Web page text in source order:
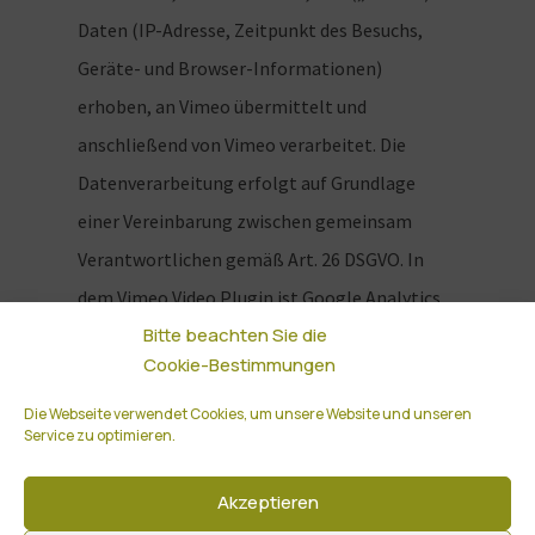
Bitte beachten Sie die
Cookie-Bestimmungen
Die Webseite verwendet Cookies, um unsere Website und unseren
Service zu optimieren.
Akzeptieren
Daten (IP-Adresse, Zeitpunkt des Besuchs,
Geräte- und Browser-Informationen)
erhoben, an Vimeo übermittelt und
anschließend von Vimeo verarbeitet. Die
Datenverarbeitung erfolgt auf Grundlage
einer Vereinbarung zwischen gemeinsam
Verantwortlichen gemäß Art. 26 DSGVO. In
dem Vimeo Video Plugin ist Google Analytics
automatisch integriert. Zum Zweck der
Webseitenanalyse werden mit Google
Analytics Daten (IP-Adresse, Zeitpunkt des
Besuchs, Geräte- und Browser-Informationen
unserer Webseite) automatisch erhoben und